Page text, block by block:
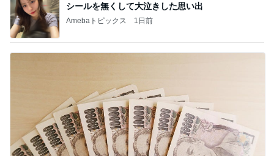
シールを無くして大泣きした思い出
Amebaトピックス 1日前